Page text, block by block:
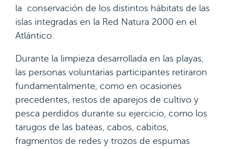
la conservación de los distintos hábitats de las
islas integradas en la Red Natura 2000 en el
Atlántico.
Durante la limpieza desarrollada en las playas,
las personas voluntarias participantes retiraron
fundamentalmente, como en ocasiones
precedentes, restos de aparejos de cultivo y
pesca perdidos durante su ejercicio, como los
tarugos de las bateas, cabos, cabitos,
fragmentos de redes y trozos de espumas